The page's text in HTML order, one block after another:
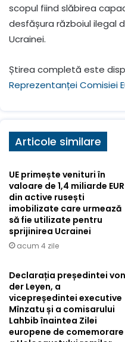
scopul fiind slăbirea
desfășura războiul ilegal
Ucrainei.
Știrea completă este
Reprezentanței Comisiei
Articole similare
UE primește venituri în
valoare de 1,4 miliarde EUR
din active rusești
imobilizate care urmează
să fie utilizate pentru
sprijinirea Ucrainei
acum 4 zile
Declarația președintei von
der Leyen, a
vicepreședintei executive
Mînzatu și a comisarului
Lahbib înaintea Zilei
europene de comemorare